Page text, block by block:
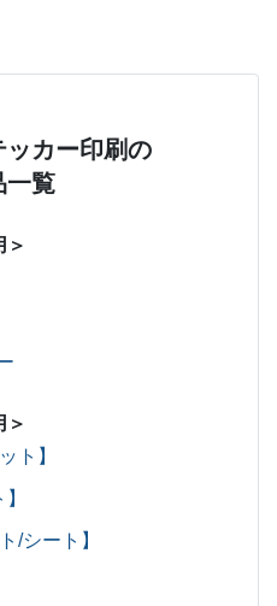
ッカー印刷の
一覧
＞
＞
ト】
/シート】